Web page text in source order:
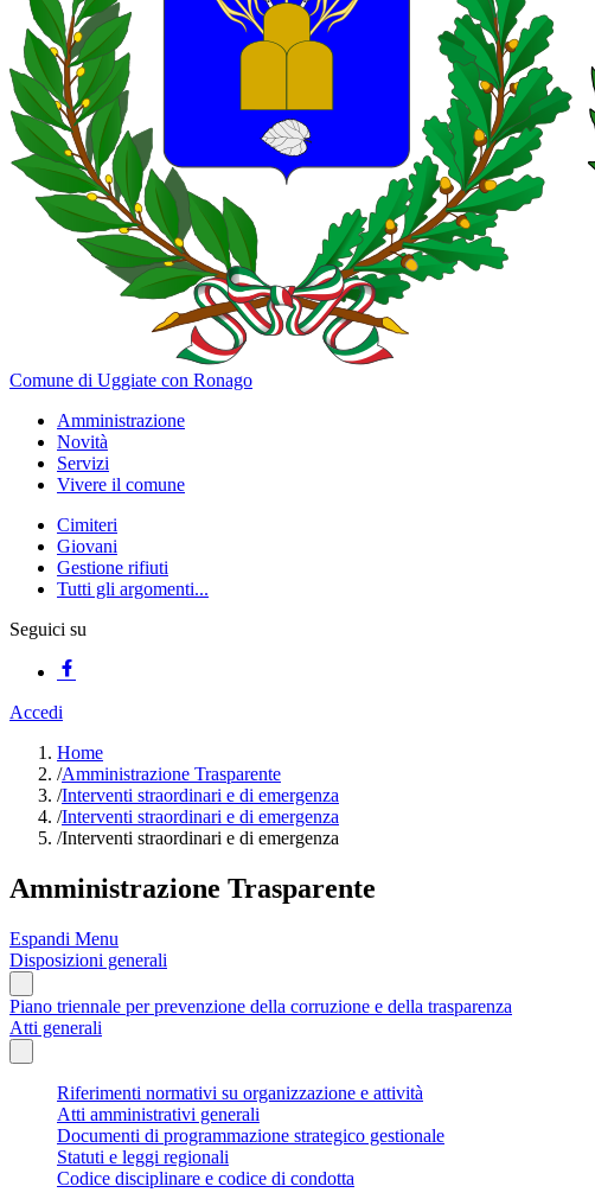
Comune di Uggiate con Ronago
Amministrazione
Novità
Servizi
Vivere il comune
Cimiteri
Giovani
Gestione rifiuti
Tutti gli argomenti...
Seguici su
Accedi
Home
/Amministrazione Trasparente
/Interventi straordinari e di emergenza
/Interventi straordinari e di emergenza
/Interventi straordinari e di emergenza
Amministrazione Trasparente
Espandi Menu
Disposizioni generali
Piano triennale per prevenzione della corruzione e della trasparenza
Atti generali
Riferimenti normativi su organizzazione e attività
Atti amministrativi generali
Documenti di programmazione strategico gestionale
Statuti e leggi regionali
Codice disciplinare e codice di condotta